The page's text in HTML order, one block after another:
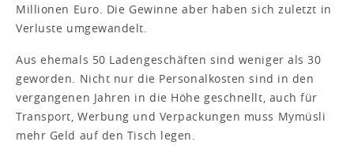
Millionen Euro. Die Gewinne aber haben sich zuletzt in
Verluste umgewandelt.
Aus ehemals 50 Ladengeschäften sind weniger als 30
geworden. Nicht nur die Personalkosten sind in den
vergangenen Jahren in die Höhe geschnellt, auch für
Transport, Werbung und Verpackungen muss Mymüsli
mehr Geld auf den Tisch legen.